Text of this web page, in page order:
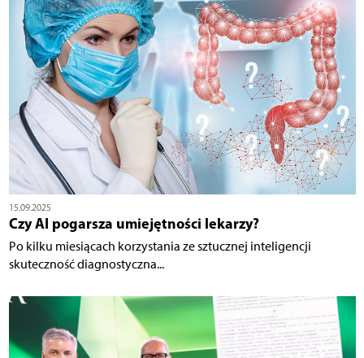
15.09.2025
Czy AI pogarsza umiejętności lekarzy?
Po kilku miesiącach korzystania ze sztucznej inteligencji
skuteczność diagnostyczna...